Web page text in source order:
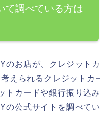
て調べている方は
のお店が、クレジット
えられるクレジットカ
トカードや銀行振り込
公式サイトを調べて